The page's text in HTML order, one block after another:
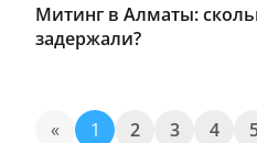
Митинг в Алматы:
задержали?
« 1 2 3 4